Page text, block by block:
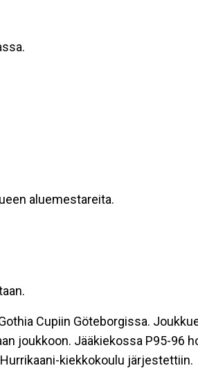
aluemestareita.
Cupiin Göteborgissa.
joukkoon. Jääkiekossa P95-96
kiekkokoulu järjestettiin.